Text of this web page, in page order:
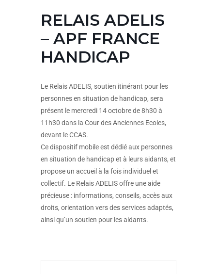
RELAIS ADELIS
– APF FRANCE
HANDICAP
Le Relais ADELIS, soutien itinérant pour les
personnes en situation de handicap, sera
présent le mercredi 14 octobre de 8h30 à
11h30 dans la Cour des Anciennes Ecoles,
devant le CCAS.
Ce dispositif mobile est dédié aux personnes
en situation de handicap et à leurs aidants, et
propose un accueil à la fois individuel et
collectif. Le Relais ADELIS offre une aide
précieuse : informations, conseils, accès aux
droits, orientation vers des services adaptés,
ainsi qu’un soutien pour les aidants.